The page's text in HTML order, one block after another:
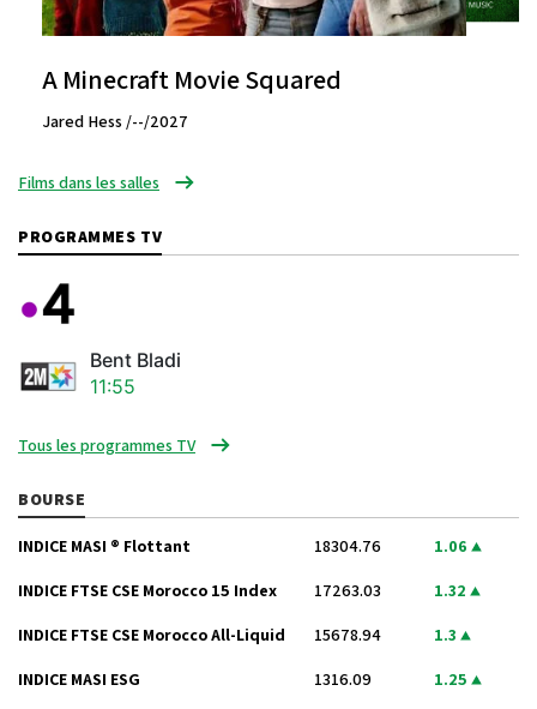
A Minecraft Movie Squared
Jared Hess /--/2027
Films dans les salles
PROGRAMMES TV
Bent Bladi
11:55
Tous les programmes TV
BOURSE
INDICE MASI ® Flottant 18304.76 1.06
INDICE FTSE CSE Morocco 15 Index 17263.03 1.32
INDICE FTSE CSE Morocco All-Liquid 15678.94 1.3
INDICE MASI ESG 1316.09 1.25